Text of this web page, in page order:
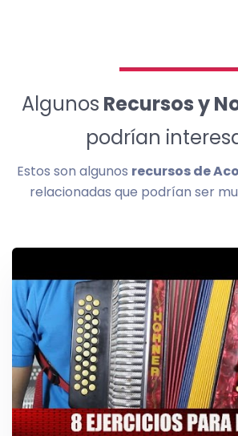
Algunos Recursos y
podrían
Estos son algunos recursos de
relacionadas que podrían ser